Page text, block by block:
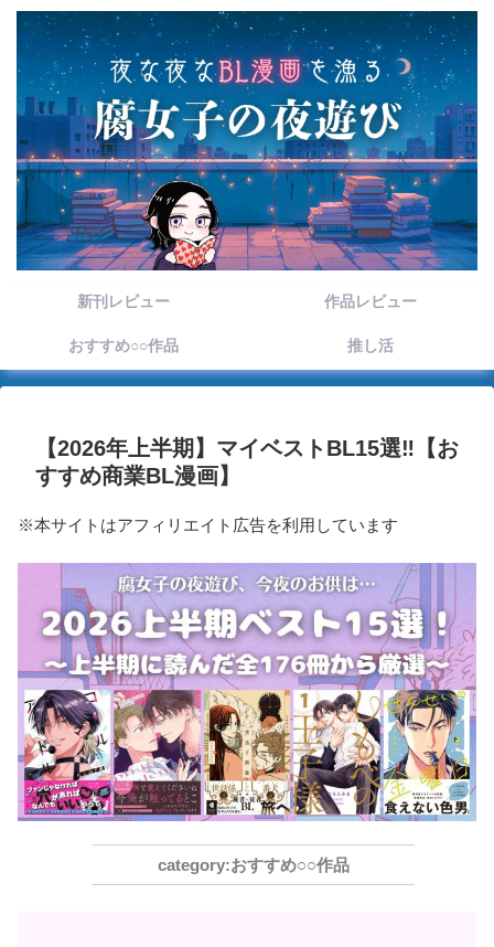
新刊レビュー 作品レビュー
おすすめ○○作品 推し活
【2026年上半期】マイベストBL15選‼【お
すすめ商業BL漫画】
※本サイトはアフィリエイト広告を利用しています
おすすめ○○作品